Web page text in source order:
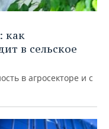
как
в сельское
в агросекторе и с